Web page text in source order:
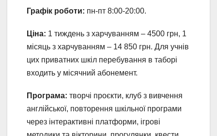
Графік роботи: пн-пт 8:00-20:00.
Ціна: 1 тиждень з харчуванням – 4500 грн, 1
місяць з харчуванням – 14 850 грн. Для учнів
цих приватних шкіл перебування в таборі
входить у місячний абонемент.
Програма: творчі проєкти, клуб з вивчення
англійської, повторення шкільної програми
через інтерактивні платформи, ігрові